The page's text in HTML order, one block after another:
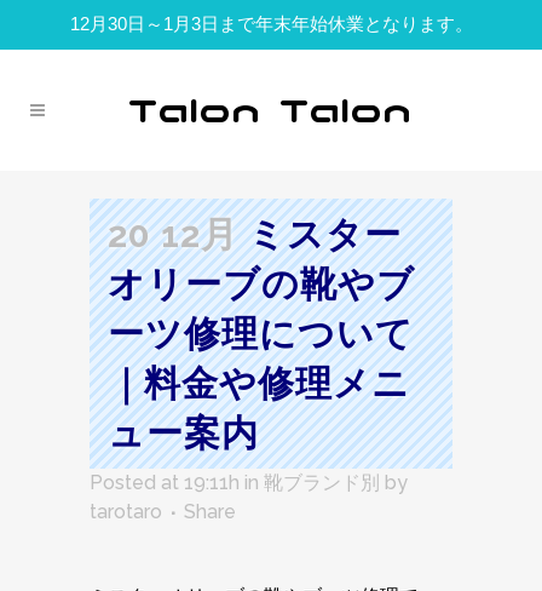
12月30日～1月3日まで年末年始休業となります。
20 12月ミスター
オリーブの靴やブ
ーツ修理について
｜料金や修理メニ
ュー案内
Posted at 19:11h in 靴ブランド別 by
tarotaro
Share